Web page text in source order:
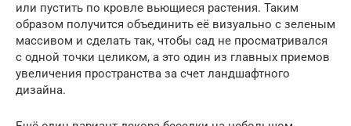
или пустить по кровле вьющиеся растения. Таким
образом получится объединить её визуально с зеленым
массивом и сделать так, чтобы сад не просматривался
с одной точки целиком, а это один из главных приемов
увеличения пространства за счет ландшафтного
дизайна.